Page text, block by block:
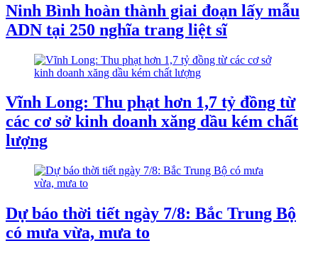
Ninh Bình hoàn thành giai đoạn lấy mẫu
ADN tại 250 nghĩa trang liệt sĩ
Vĩnh Long: Thu phạt hơn 1,7 tỷ đồng từ
các cơ sở kinh doanh xăng dầu kém chất
lượng
Dự báo thời tiết ngày 7/8: Bắc Trung Bộ
có mưa vừa, mưa to